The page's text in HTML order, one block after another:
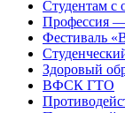
Студентам с
Профессия
Фестиваль
Здоровый
ВФСК ГТО